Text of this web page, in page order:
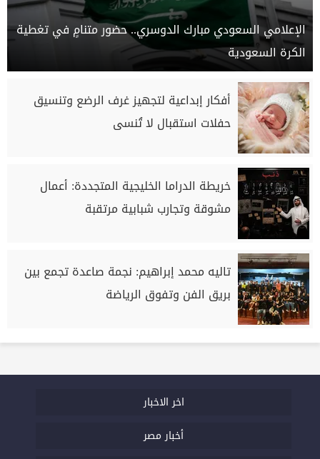
الإعلامي السعودي مبارك الدوسري.. حضور متنامٍ في تغطية
الكرة السعودية
أفكار إبداعية لتجهيز غرف الرضع وتنسيق
حفلات استقبال لا تُنسى
خريطة الدراما الخليجية المتجددة: أعمال
مشوقة وتجارب شبابية مرتقبة
تاليه محمد إبراهيم: نجمة صاعدة تجمع بين
بريق الفن وتفوق الرياضة
اخر الاخبار
أخبار مصر